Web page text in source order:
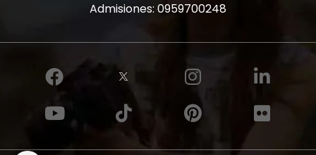
Admisiones: 0959700248